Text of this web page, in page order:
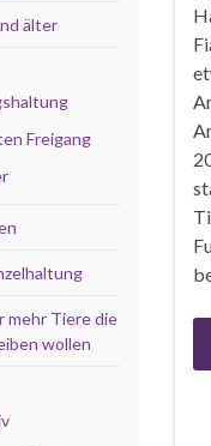
älter
Freigang
mehr Tiere die
wollen